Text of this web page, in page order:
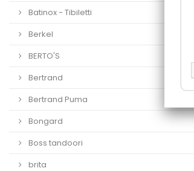
Batinox - Tibiletti
Berkel
BERTO'S
Bertrand
Bertrand Puma
Bongard
Boss tandoori
brita